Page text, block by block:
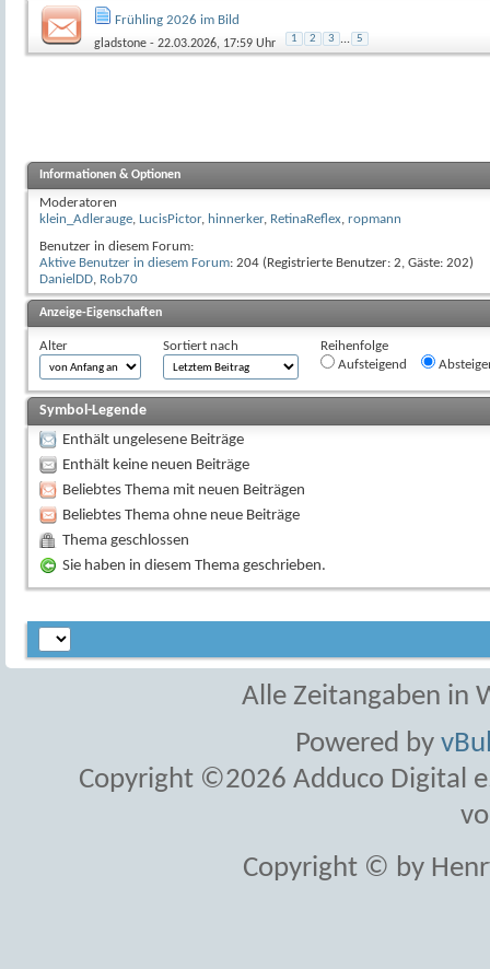
Frühling 2026 im Bild
gladstone - 22.03.2026, 17:59 Uhr 1 2 3 ... 5
Informationen & Optionen
Moderatoren
klein_Adlerauge, LucisPictor, hinnerker, RetinaReflex, ropmann
Benutzer in diesem Forum:
Aktive Benutzer in diesem Forum: 204 (Registrierte Benutzer: 2, Gäste: 202)
DanielDD, Rob70
Anzeige-Eigenschaften
Alter Sortiert nach
Reihenfolge
Aufsteigend
Symbol-Legende
Enthält ungelesene Beiträge
Enthält keine neuen Beiträge
Beliebtes Thema mit neuen Beiträgen
Beliebtes Thema ohne neue Beiträge
Thema geschlossen
Sie haben in diesem Thema geschrieben.
Alle Zeitangaben in
Powered by
Copyright ©2026 Adduco Digital
Copyright © by